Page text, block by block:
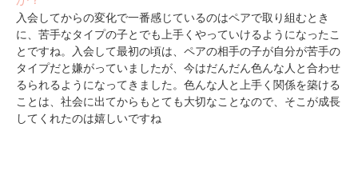
入会してからの変化で一番感じているのはペアで取り組むとき
に、苦手なタイプの子とでも上手くやっていけるようになったこ
とですね。入会して最初の頃は、ペアの相手の子が自分が苦手の
タイプだと嫌がっていましたが、今はだんだん色んな人と合わせ
るられるようになってきました。色んな人と上手く関係を築ける
ことは、社会に出てからもとても大切なことなので、そこが成長
してくれたのは嬉しいですね